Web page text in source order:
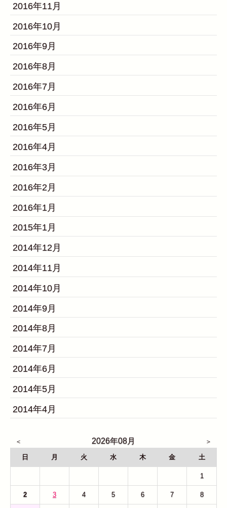
2016年11月
2016年10月
2016年9月
2016年8月
2016年7月
2016年6月
2016年5月
2016年4月
2016年3月
2016年2月
2016年1月
2015年1月
2014年12月
2014年11月
2014年10月
2014年9月
2014年8月
2014年7月
2014年6月
2014年5月
2014年4月
2026年08月
日 月 火 水 木 金 土
1
2 3 4 5 6 7 8